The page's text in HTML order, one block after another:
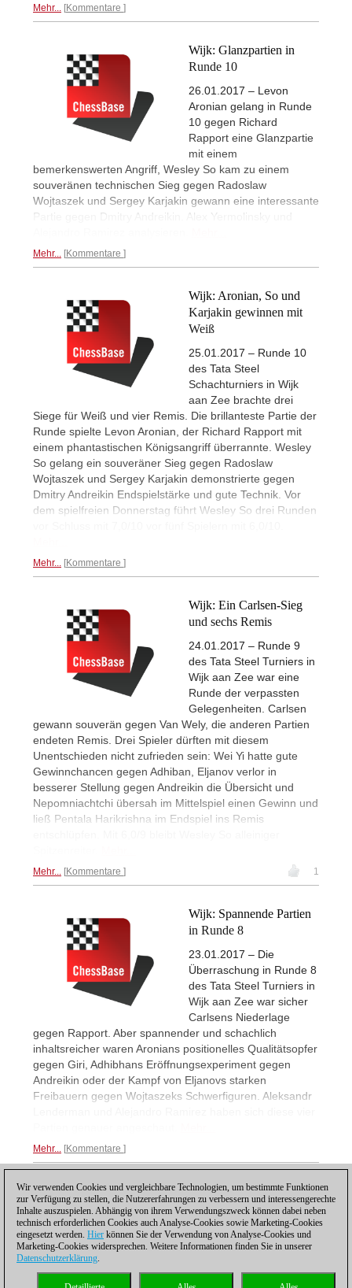
Mehr... Kommentare
Wijk: Glanzpartien in
Runde 10
26.01.2017 – Levon
Aronian gelang in Runde
10 gegen Richard
Rapport eine Glanzpartie
mit einem
bemerkenswerten Angriff, Wesley So kam zu einem
souveränen technischen Sieg gegen Radoslaw
Wojtaszek und Sergey Karjakin gewann eine interessante
Partie gegen Dmitry Andreikin. Alex Yermolinsky und
Mehr... Kommentare
Wijk: Aronian, So und
Karjakin gewinnen mit
Weiß
25.01.2017 – Runde 10
des Tata Steel
Schachturniers in Wijk
aan Zee brachte drei
Siege für Weiß und vier Remis. Die brillanteste Partie der
Runde spielte Levon Aronian, der Richard Rapport mit
einem phantastischen Königsangriff überrannte. Wesley
So gelang ein souveräner Sieg gegen Radoslaw
Wojtaszek und Sergey Karjakin demonstrierte gegen
Dmitry Andreikin Endspielstärke und gute Technik. Vor
dem spielfreien Donnerstag führt Wesley So drei Runden
Mehr... Kommentare
Wijk: Ein Carlsen-Sieg
und sechs Remis
24.01.2017 – Runde 9
des Tata Steel Turniers in
Wijk aan Zee war eine
Runde der verpassten
Gelegenheiten. Carlsen
gewann souverän gegen Van Wely, die anderen Partien
endeten Remis. Drei Spieler dürften mit diesem
Unentschieden nicht zufrieden sein: Wei Yi hatte gute
Gewinnchancen gegen Adhiban, Eljanov verlor in
besserer Stellung gegen Andreikin die Übersicht und
Nepomniachtchi übersah im Mittelspiel einen Gewinn und
ließ Pentala Harikrishna im Endspiel ins Remis
Mehr... Kommentare 1
Wijk: Spannende Partien
in Runde 8
23.01.2017 – Die
Überraschung in Runde 8
des Tata Steel Turniers in
Wijk aan Zee war sicher
Carlsens Niederlage
gegen Rapport. Aber spannender und schachlich
inhaltsreicher waren Aronians positionelles Qualitätsopfer
gegen Giri, Adhibhans Eröffnungsexperiment gegen
Andreikin oder der Kampf von Eljanovs starken
Freibauern gegen Wojtaszeks Schwerfiguren. Aleksandr
Mehr... Kommentare
1
Wir verwenden Cookies und vergleichbare Technologien, um bestimmte Funktionen
zur Verfügung zu stellen, die Nutzererfahrungen zu verbessern und interessengerechte
Inhalte auszuspielen. Abhängig von ihrem Verwendungszweck können dabei neben
technisch erforderlichen Cookies auch Analyse-Cookies sowie Marketing-Cookies
eingesetzt werden. Hier können Sie der Verwendung von Analyse-Cookies und
Marketing-Cookies widersprechen. Weitere Informationen finden Sie in unserer
Datenschutzerklärung.